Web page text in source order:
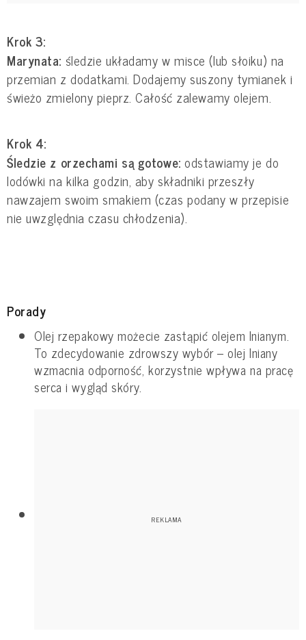
Krok 3:
Marynata: śledzie układamy w misce (lub słoiku) na
przemian z dodatkami. Dodajemy suszony tymianek i
świeżo zmielony pieprz. Całość zalewamy olejem.
Krok 4:
Śledzie z orzechami są gotowe:odstawiamy je do
lodówki na kilka godzin, aby składniki przeszły
nawzajem swoim smakiem (czas podany w przepisie
nie uwzględnia czasu chłodzenia).
Porady
Olej rzepakowy możecie zastąpić olejem lnianym.
To zdecydowanie zdrowszy wybór – olej lniany
wzmacnia odporność, korzystnie wpływa na pracę
serca i wygląd skóry.